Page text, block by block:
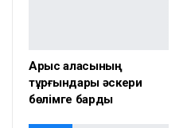
Арыс қаласының
тұрғындары әскери
бөлімге барды